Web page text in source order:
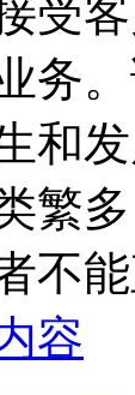
受
务
和
繁
不
容